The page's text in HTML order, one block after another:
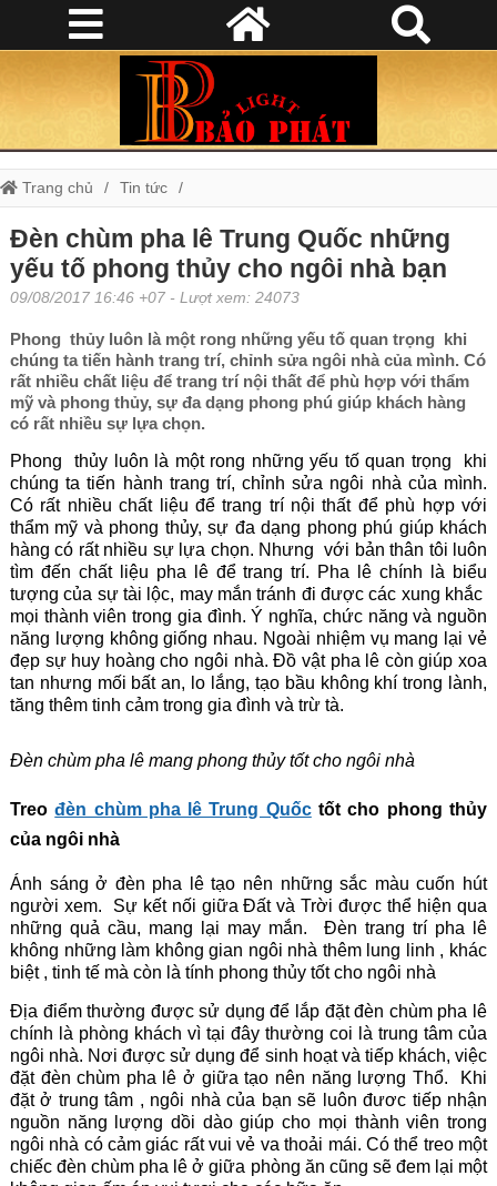
Trang chủ Tin tức
Đèn chùm pha lê Trung Quốc những yếu tố phong thủy cho ngôi nhà
bạn
Đèn chùm pha lê Trung Quốc những
yếu tố phong thủy cho ngôi nhà bạn
09/08/2017 16:46 +07 - Lượt xem: 24073
Phong thủy luôn là một rong những yếu tố quan trọng khi
chúng ta tiến hành trang trí, chỉnh sửa ngôi nhà của mình. Có
rất nhiều chất liệu để trang trí nội thất để phù hợp với thẩm
mỹ và phong thủy, sự đa dạng phong phú giúp khách hàng
có rất nhiều sự lựa chọn.
Phong thủy luôn là một rong những yếu tố quan trọng khi
chúng ta tiến hành trang trí, chỉnh sửa ngôi nhà của mình.
Có rất nhiều chất liệu để trang trí nội thất để phù hợp với
thẩm mỹ và phong thủy, sự đa dạng phong phú giúp khách
hàng có rất nhiều sự lựa chọn. Nhưng với bản thân tôi luôn
tìm đến chất liệu pha lê để trang trí. Pha lê chính là biểu
tượng của sự tài lộc, may mắn tránh đi được các xung khắc
mọi thành viên trong gia đình. Ý nghĩa, chức năng và nguồn
năng lượng không giống nhau. Ngoài nhiệm vụ mang lại vẻ
đẹp sự huy hoàng cho ngôi nhà. Đồ vật pha lê còn giúp xoa
tan nhưng mối bất an, lo lắng, tạo bầu không khí trong lành,
tăng thêm tinh cảm trong gia đình và trừ tà.
Đèn chùm pha lê mang phong thủy tốt cho ngôi nhà
Treođèn chùm pha lê Trung Quốctốt cho phong thủy
của ngôi nhà
Ánh sáng ở đèn pha lê tạo nên những sắc màu cuốn hút
người xem. Sự kết nối giữa Đất và Trời được thể hiện qua
những quả cầu, mang lại may mắn. Đèn trang trí pha lê
không những làm không gian ngôi nhà thêm lung linh , khác
biệt , tinh tế mà còn là tính phong thủy tốt cho ngôi nhà
Địa điểm thường được sử dụng để lắp đặt đèn chùm pha lê
chính là phòng khách vì tại đây thường coi là trung tâm của
ngôi nhà. Nơi được sử dụng để sinh hoạt và tiếp khách, việc
đặt đèn chùm pha lê ở giữa tạo nên năng lượng Thổ. Khi
đặt ở trung tâm , ngôi nhà của bạn sẽ luôn đươc tiếp nhận
nguồn năng lượng dồi dào giúp cho mọi thành viên trong
ngôi nhà có cảm giác rất vui vẻ va thoải mái. Có thể treo một
chiếc đèn chùm pha lê ở giữa phòng ăn cũng sẽ đem lại một